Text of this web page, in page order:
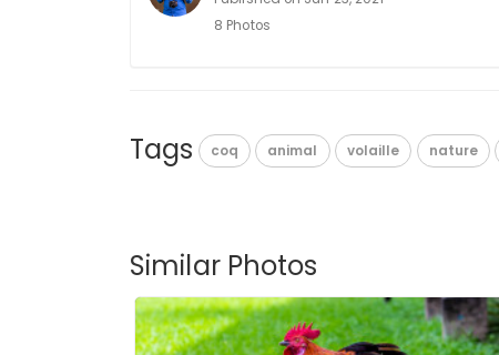
8 Photos
Tags coq animal volaille nature
Similar Photos